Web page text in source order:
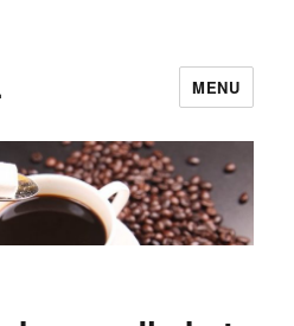
MENU